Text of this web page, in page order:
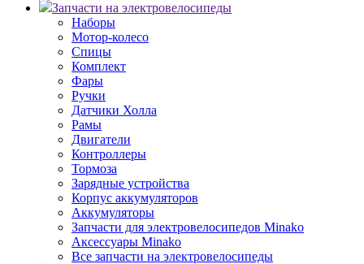
Запчасти на электровелосипеды
Наборы
Мотор-колесо
Спицы
Комплект
Фары
Ручки
Датчики Холла
Рамы
Двигатели
Контроллеры
Тормоза
Зарядные устройства
Корпус аккумуляторов
Аккумуляторы
Запчасти для электровелосипедов Minako
Аксессуары Minako
Все запчасти на электровелосипеды